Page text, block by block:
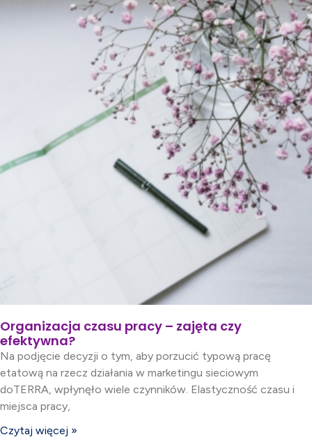
Organizacja czasu pracy – zajęta czy
efektywna?
Na podjęcie decyzji o tym, aby porzucić typową pracę
etatową na rzecz działania w marketingu sieciowym
doTERRA, wpłynęło wiele czynników. Elastyczność czasu i
miejsca pracy,
Czytaj więcej »